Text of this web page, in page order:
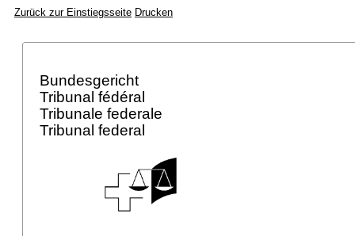
Zurück zur Einstiegsseite Drucken
Bundesgericht
Tribunal fédéral
Tribunale federale
Tribunal federal